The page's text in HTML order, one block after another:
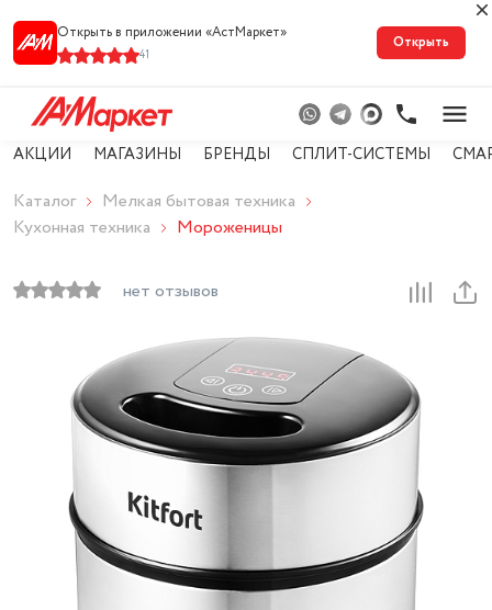
Открыть в приложении «АстМарке‪т‬»
41
Открыть
АКЦИИ МАГАЗИНЫ БРЕНДЫ СПЛИТ-СИСТЕМЫ
Каталог
Мелкая бытовая техника
Кухонная техника
Мороженицы
нет отзывов